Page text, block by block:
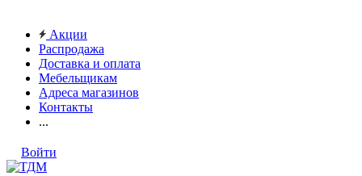
Акции
Распродажа
Доставка и оплата
Мебельщикам
Адреса магазинов
Контакты
...
Войти